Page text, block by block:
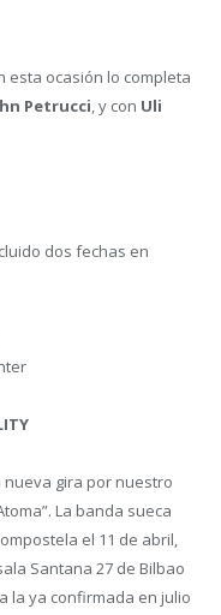
esta ocasión lo completa
Petrucci, y con Uli
dos fechas en
nueva gira por nuestro
La banda sueca
el 11 de abril,
Santana 27 de Bilbao
la ya confirmada en julio